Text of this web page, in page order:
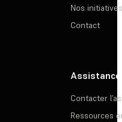
Nos initiatives
Contact
Assistance
Contacter
Ressources